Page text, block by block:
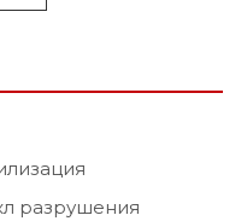
разрушения